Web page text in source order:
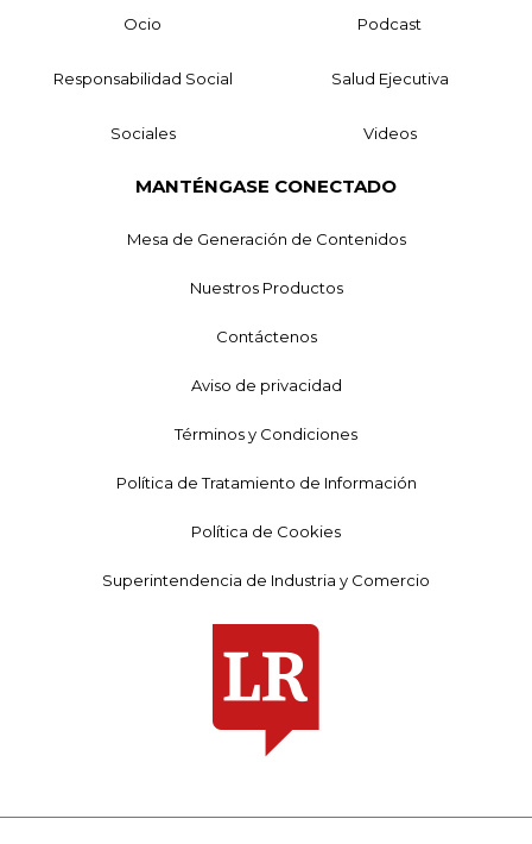
Ocio Podcast
Responsabilidad Social Salud Ejecutiva
Sociales Videos
MANTÉNGASE CONECTADO
Mesa de Generación de Contenidos
Nuestros Productos
Contáctenos
Aviso de privacidad
Términos y Condiciones
Política de Tratamiento de Información
Política de Cookies
Superintendencia de Industria y Comercio